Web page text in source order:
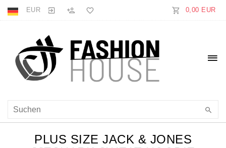
EUR 0,00 EUR
PLUS SIZE JACK & JONES